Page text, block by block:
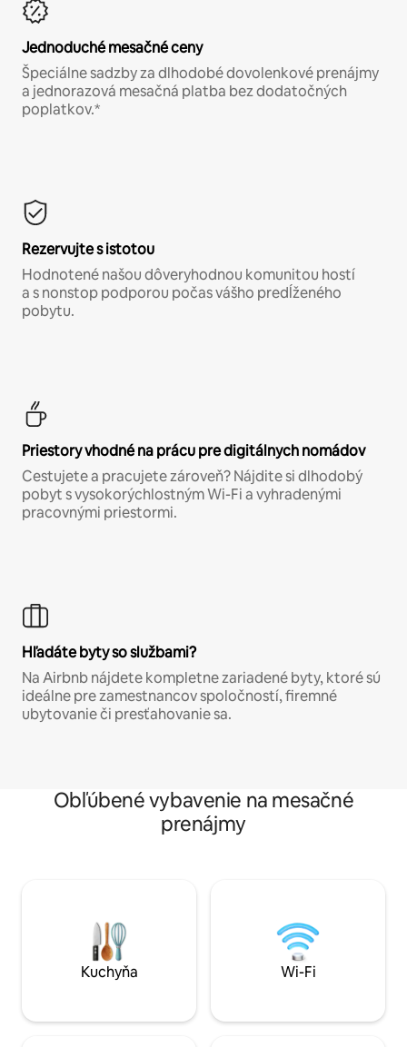
Jednoduché mesačné ceny
Špeciálne sadzby za dlhodobé dovolenkové prenájmy
a jednorazová mesačná platba bez dodatočných
poplatkov.*
Rezervujte s istotou
Hodnotené našou dôveryhodnou komunitou hostí
a s nonstop podporou počas vášho predĺženého
pobytu.
Priestory vhodné na prácu pre digitálnych nomádov
Cestujete a pracujete zároveň? Nájdite si dlhodobý
pobyt s vysokorýchlostným Wi-Fi a vyhradenými
pracovnými priestormi.
Hľadáte byty so službami?
Na Airbnb nájdete kompletne zariadené byty, ktoré sú
ideálne pre zamestnancov spoločností, firemné
ubytovanie či presťahovanie sa.
Obľúbené vybavenie na mesačné
prenájmy
Kuchyňa Wi-Fi